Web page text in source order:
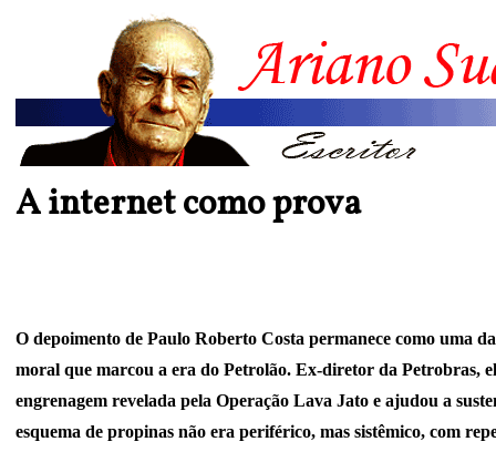
A internet como prova
O depoimento de Paulo Roberto Costa permanece como uma
moral que marcou a era do Petrolão. Ex-diretor da Petrobras,
engrenagem revelada pela Operação Lava Jato e ajudou a
esquema de propinas não era periférico, mas sistêmico, com